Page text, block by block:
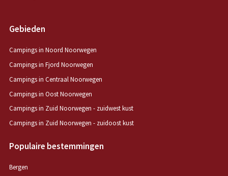
Gebieden
Campings in Noord Noorwegen
Campings in Fjord Noorwegen
Campings in Centraal Noorwegen
Campings in Oost Noorwegen
Campings in Zuid Noorwegen - zuidwest kust
Campings in Zuid Noorwegen - zuidoost kust
Populaire bestemmingen
Bergen